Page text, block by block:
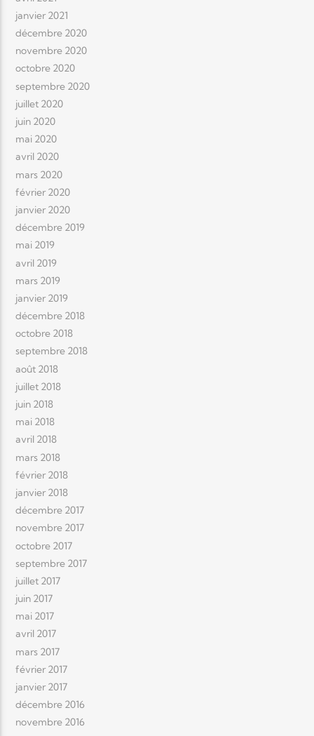
janvier 2021
décembre 2020
novembre 2020
octobre 2020
septembre 2020
juillet 2020
juin 2020
mai 2020
avril 2020
mars 2020
février 2020
janvier 2020
décembre 2019
mai 2019
avril 2019
mars 2019
janvier 2019
décembre 2018
octobre 2018
septembre 2018
août 2018
juillet 2018
juin 2018
mai 2018
avril 2018
mars 2018
février 2018
janvier 2018
décembre 2017
novembre 2017
octobre 2017
septembre 2017
juillet 2017
juin 2017
mai 2017
avril 2017
mars 2017
février 2017
janvier 2017
décembre 2016
novembre 2016